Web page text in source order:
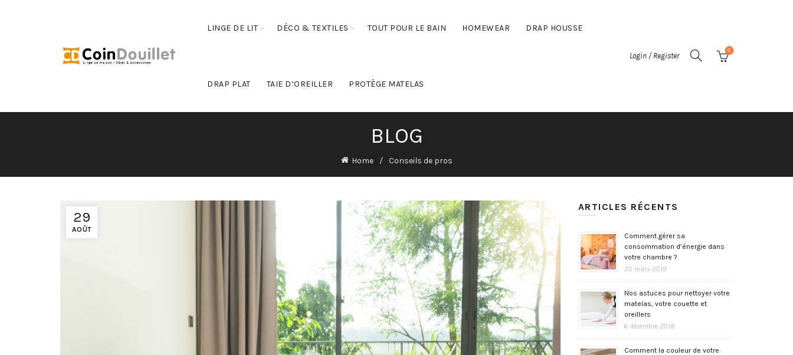
LINGE DE LIT DÉCO & TEXTILES TOUT POUR LE BAIN HOMEWEAR DRAP HOUSSE
DRAP PLAT TAIE D’OREILLER PROTÈGE MATELAS
Login / Register
0
BLOG
Home Conseils de pros
29
AOÛT
ARTICLES RÉCENTS
Comment gérer sa
consommation d’énergie dans
votre chambre ?
20 mars 2019
Nos astuces pour nettoyer votre
matelas, votre couette et
oreillers
6 décembre 2018
Comment la couleur de votre